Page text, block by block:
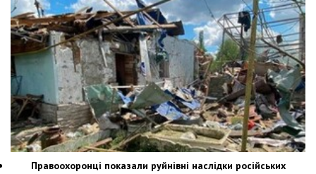
Правоохоронці показали руйнівні наслідки російських